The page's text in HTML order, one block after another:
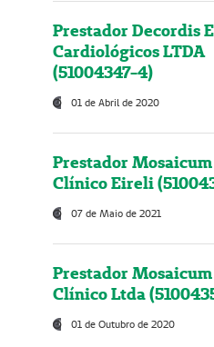
Prestador Decordis
Cardiológicos LTDA
(51004347-4)
01 de Abril de 2020
Prestador Mosaicum
Clínico Eireli
07 de Maio de 2021
Prestador Mosaicum
Clínico Ltda
01 de Outubro de 2020